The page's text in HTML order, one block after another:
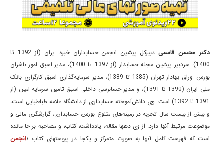
دکتر محسن قاسمی
دبیرکل پیشین انجمن حسابداران خبره ایران (از 1392 تا
1400)، سردبیر پیشین مجله حسابدار (از 1397 تا 1400)، مدیر اسبق امور ناشران
بورس اوراق بهادار تهران (1385 تا 1389)، مدیر سرمایه‌گذاری اسبق کارگزاری بانک
ملی ایران (1390 تا 1391)، و مدیر حسابرسی داخلی اسبق تامین سرمایه امین (از
1391 تا 1392) است. وی دانش‌آموخته حسابداری از دانشگاه علامه طباطبایی است،
و بیش از بیست سال تجربه در زمینه‌های متنوع بورس، حسابداری، گزارشگری مالی و
موضوعات مرتبط آنها دارد. از وی دهها مقاله، یادداشت، کتاب، و مصاحبه بر جا مانده
است که فهرست کامل آنها به صورت متمرکز و یکجا در پیوستهای کتاب «انجمن